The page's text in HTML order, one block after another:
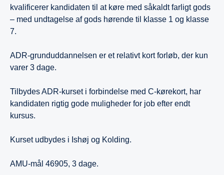
kvalificerer kandidaten til at køre med såkaldt farligt gods
– med undtagelse af gods hørende til klasse 1 og klasse
7.
ADR-grunduddannelsen er et relativt kort forløb, der kun
varer 3 dage.
Tilbydes ADR-kurset i forbindelse med C-kørekort, har
kandidaten rigtig gode muligheder for job efter endt
kursus.
Kurset udbydes i Ishøj og Kolding.
AMU-mål 46905, 3 dage.